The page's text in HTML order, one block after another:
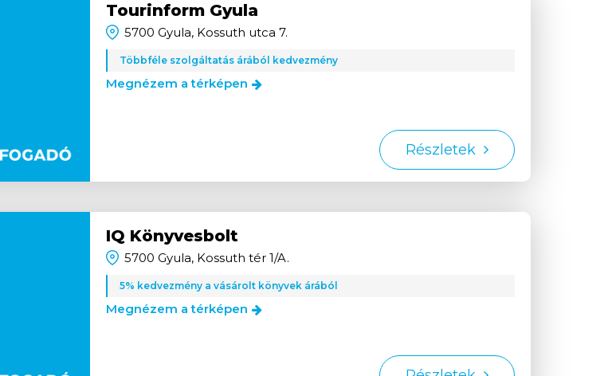
Tourinform Gyula
5700 Gyula, Kossuth utca 7.
Többféle szolgáltatás árából kedvezmény
Megnézem a térképen
Részletek
IQ Könyvesbolt
5700 Gyula, Kossuth tér 1/A.
5% kedvezmény a vásárolt könyvek árából
Megnézem a térképen